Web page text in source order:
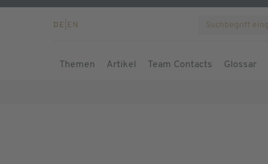
DE EN
Themen Artikel Team Contacts Glossar